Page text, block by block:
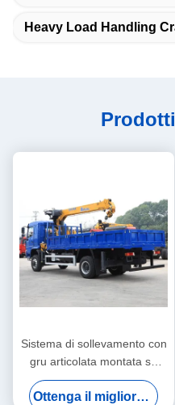
Heavy Load Handling
Sistema di sollevamento con
gru articolata montata su
camion con braccio dritto
idraulico destro da 7Ottenga il migliore prezzo